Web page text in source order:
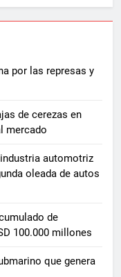
por las represas y
de cerezas en
mercado
automotriz
oleada de autos
de
100.000 millones
que genera